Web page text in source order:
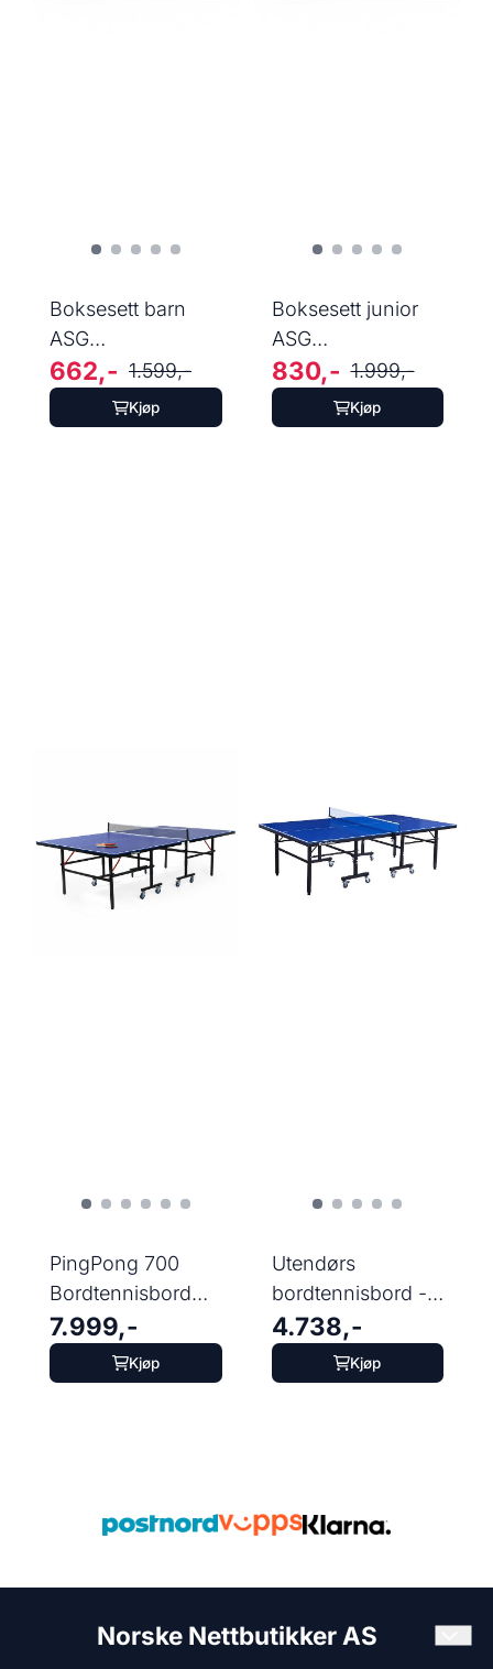
Boksesett barn
ASG
Boksebag+hansker,
60 cm, 11 kg
662,- 1.599,-
Kjøp
Boksesett junior
ASG
Boksebag+hansker,
80 cm, 15 ...
830,- 1.999,-
Kjøp
PingPong 700
Bordtennisbord
for innendørs og
...
7.999,-
Kjøp
Utendørs
bordtennisbord -
inSPORTline
OUTDOOR 200
4.738,-
Kjøp
Norske Nettbutikker AS